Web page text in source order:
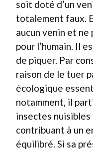
soit doté d’un
totalement faux.
aucun venin et
pour l’humain. Il
de piquer. Par
raison de le tuer
écologique
notamment, il
insectes
contribuant à un
équilibré. Si sa